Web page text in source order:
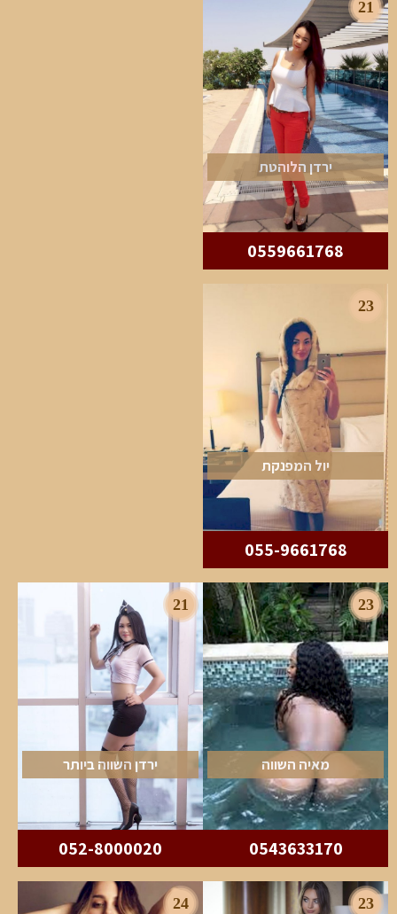
21
ירדן הלוהטת
0559661768
23
יול המפנקת
055-9661768
23
מאיה השווה
0543633170
21
ירדן השווה ביותר
052-8000020
23
24